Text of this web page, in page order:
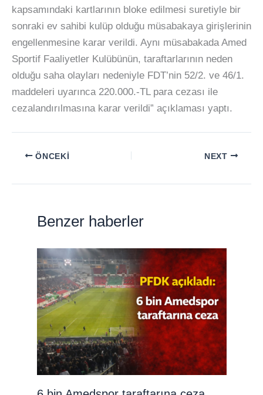
kapsamındaki kartlarının bloke edilmesi suretiyle bir
sonraki ev sahibi kulüp olduğu müsabakaya girişlerinin
engellenmesine karar verildi. Aynı müsabakada Amed
Sportif Faaliyetler Kulübünün, taraftarlarının neden
olduğu saha olayları nedeniyle FDT’nin 52/2. ve 46/1.
maddeleri uyarınca 220.000.-TL para cezası ile
cezalandırılmasına karar verildi” açıklaması yaptı.
ÖNCEKI NEXT
Benzer haberler